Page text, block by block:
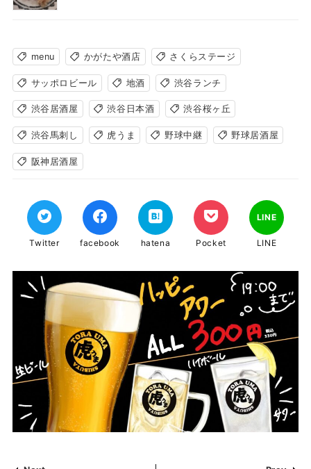
menu かがたや酒店 さくらステージ
サッポロビール 地酒 渋谷ランチ
渋谷居酒屋 渋谷日本酒 渋谷桜ヶ丘
渋谷馬刺し 虎うま 野球中継 野球居酒屋
阪神居酒屋
Twitter facebook hatena Pocket
LINE
LINE